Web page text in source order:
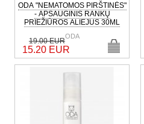
ODA "NEMATOMOS PIRŠTINĖS"
- APSAUGINIS RANKŲ
PRIEŽIŪROS ALIEJUS 30ML
ODA
19.00 EUR
15.20 EUR